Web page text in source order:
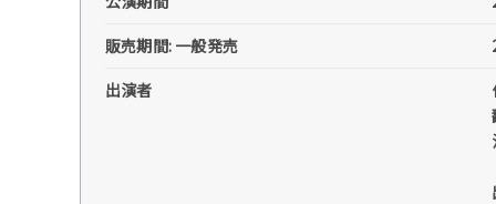
販売期間: 一般発売
出演者